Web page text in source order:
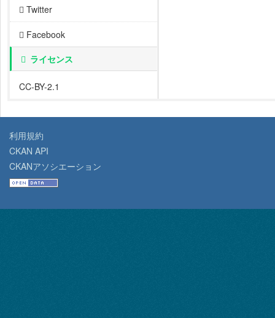
Twitter
Facebook
ライセンス
CC-BY-2.1
利用規約
CKAN API
CKANアソシエーション